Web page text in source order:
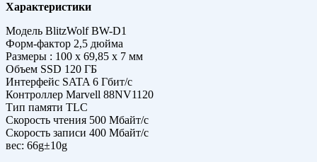
Характеристики
Модель BlitzWolf BW-D1
Форм-фактор 2,5 дюйма
Размеры : 100 x 69,85 x 7 мм
Объем SSD 120 ГБ
Интерфейс SATA 6 Гбит/с
Контроллер Marvell 88NV1120
Тип памяти TLC
Скорость чтения 500 Мбайт/с
Скорость записи 400 Мбайт/с
вес: 66g±10g